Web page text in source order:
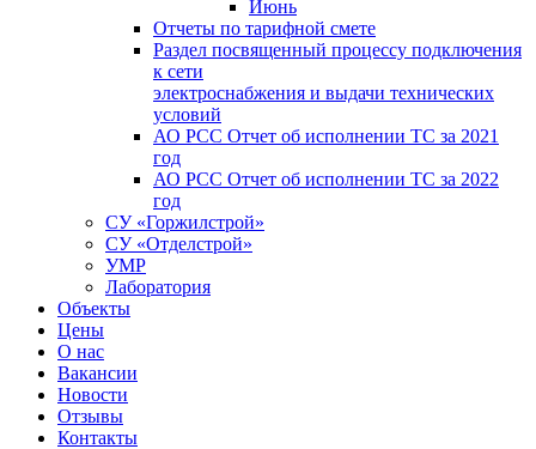
Июнь
Отчеты по тарифной смете
Раздел посвященный процессу подключения
к сети
электроснабжения и выдачи технических
условий
АО РСС Отчет об исполнении ТС за 2021
год
АО РСС Отчет об исполнении ТС за 2022
год
СУ «Горжилстрой»
СУ «Отделстрой»
УМР
Лаборатория
Объекты
Цены
О нас
Вакансии
Новости
Отзывы
Контакты